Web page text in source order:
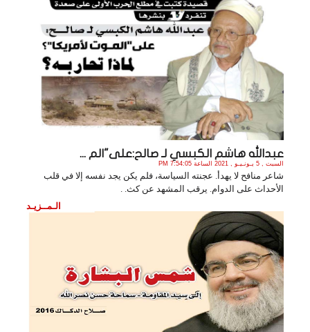
عبدالله هاشم الكبسي لـ صالح:على"الم ...
السبت , 5 يـونـيـو , 2021 الساعة 7:54:05 PM
شاعر منافح لا يهدأ. عجنته السياسة، فلم يكن يجد نفسه إلا في قلب
الأحداث على الدوام. يرقب المشهد عن كث. .
الـمــزيـد